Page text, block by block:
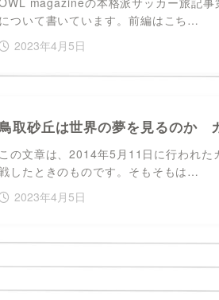
について書いています。前編はこち…
2023年4月5日
取砂丘は世界の夢を見るのか
この文章は、2014年5月11日に行われ
したときのものです。そもそもは…
2023年4月5日